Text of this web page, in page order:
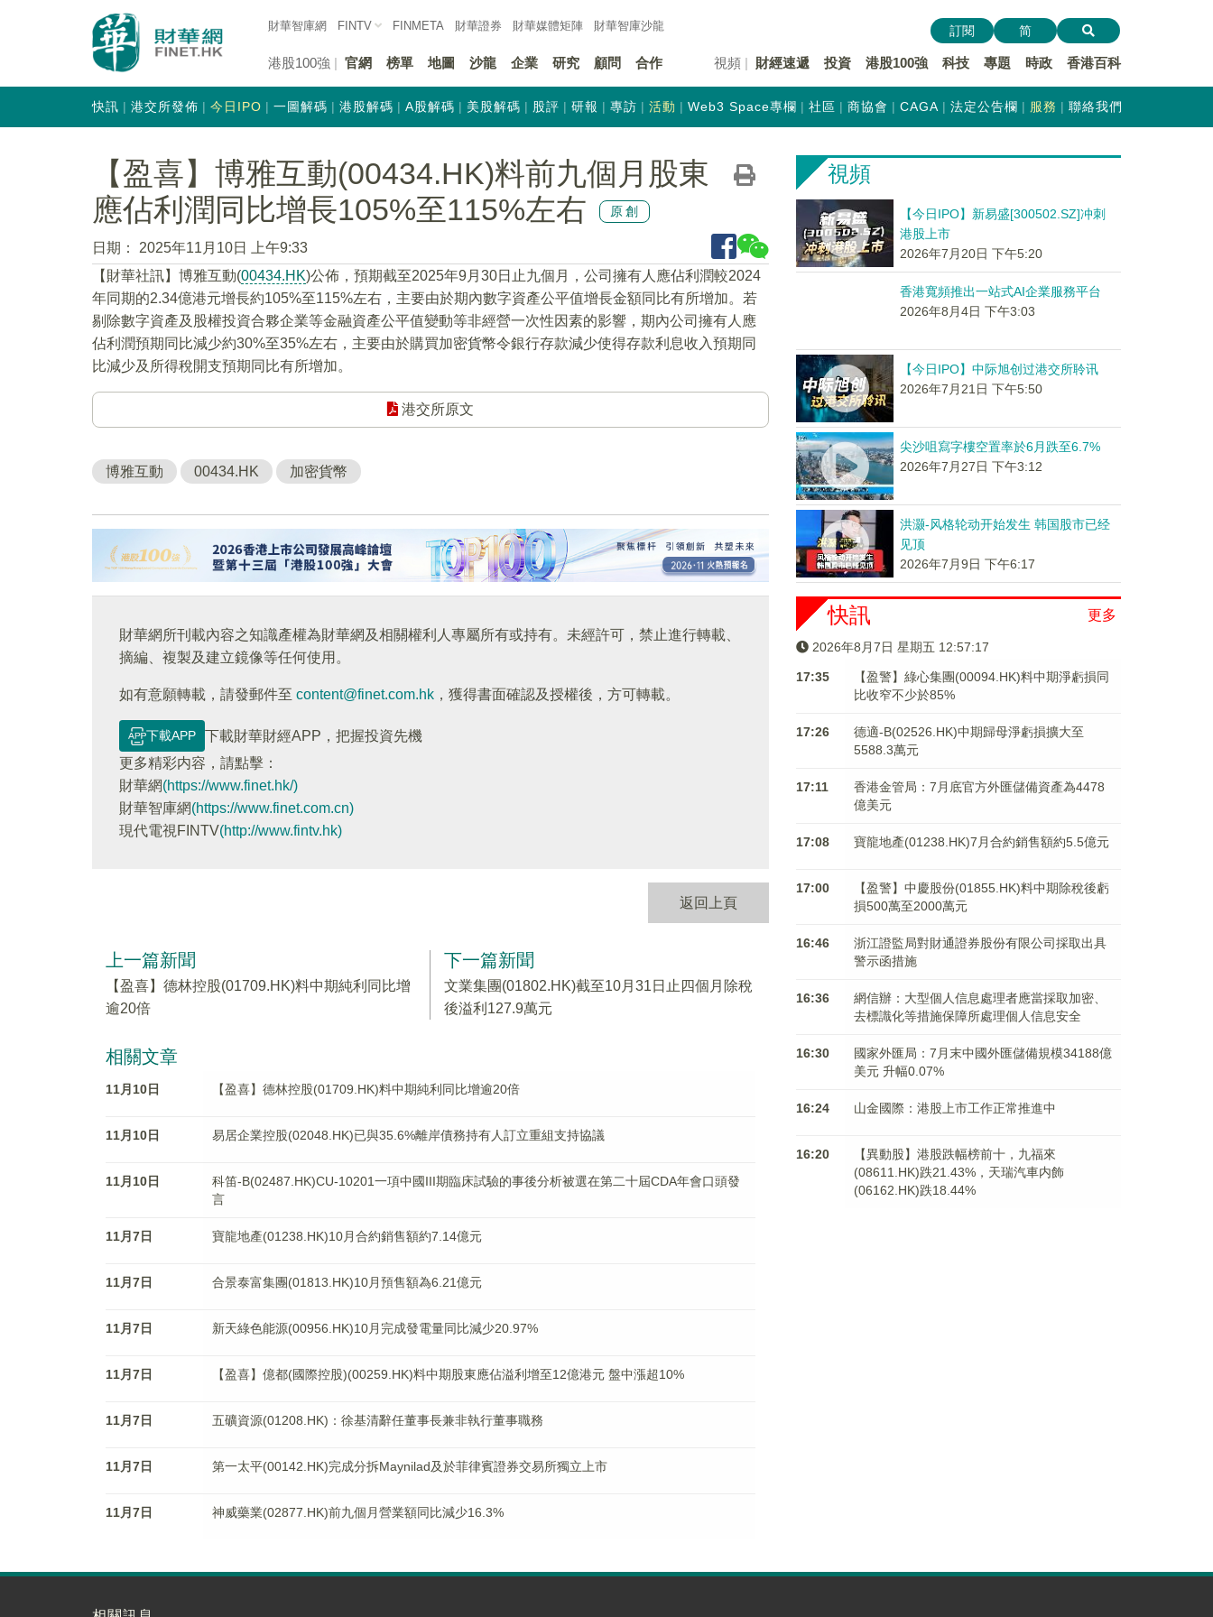
財華智庫網 FINTV FINMETA 財華證券 財華媒體矩陣 財華智庫沙龍
港股100強 官網 榜單 地圖 沙龍 企業 研究 顧問 合作 視頻 財經速遞 投資 港股100強 科技 專題 時政 香港百科
訂閱 简
快訊 港交所發佈 今日IPO 一圖解碼 港股解碼 A股解碼 美股解碼 股評 研報 專訪 活動 Web3 Space專欄 社區 商協會 CAGA 法定公告欄 服務 聯絡我們
【盈喜】博雅互動(00434.HK)料前九個月股東
應佔利潤同比增長105%至115%左右
原創
日期：
2025年11月10日 上午9:33
【財華社訊】博雅互動(00434.HK)公佈，預期截至2025年9月30日止九個月，公司擁有人應佔利潤較2024
年同期的2.34億港元增長約105%至115%左右，主要由於期內數字資產公平值增長金額同比有所增加。若
剔除數字資產及股權投資合夥企業等金融資產公平值變動等非經營一次性因素的影響，期內公司擁有人應
佔利潤預期同比減少約30%至35%左右，主要由於購買加密貨幣令銀行存款減少使得存款利息收入預期同
比減少及所得稅開支預期同比有所增加。
港交所原文
博雅互動 00434.HK 加密貨幣
財華網所刊載內容之知識產權為財華網及相關權利人專屬所有或持有。未經許可，禁止進行轉載、
摘編、複製及建立鏡像等任何使用。
如有意願轉載，請發郵件至 content@finet.com.hk ，獲得書面確認及授權後，方可轉載。
下載APP
下載財華財經APP，把握投資先機
更多精彩内容，請點擊：
財華網(https://www.finet.hk/)
財華智庫網(https://www.finet.com.cn)
現代電視FINTV(http://www.fintv.hk)
返回上頁
上一篇新聞
【盈喜】德林控股(01709.HK)料中期純利同比增
逾20倍
下一篇新聞
文業集團(01802.HK)截至10月31日止四個月除稅
後溢利127.9萬元
相關文章
11月10日 【盈喜】德林控股(01709.HK)料中期純利同比增逾20倍
11月10日 易居企業控股(02048.HK)已與35.6%離岸債務持有人訂立重組支持協議
11月10日
科笛-B(02487.HK)CU-10201一項中國III期臨床試驗的事後分析被選在第二十屆CDA年會口頭發
言
11月7日 寶龍地產(01238.HK)10月合約銷售額約7.14億元
11月7日 合景泰富集團(01813.HK)10月預售額為6.21億元
11月7日 新天綠色能源(00956.HK)10月完成發電量同比減少20.97%
11月7日 【盈喜】億都(國際控股)(00259.HK)料中期股東應佔溢利增至12億港元 盤中漲超10%
11月7日 五礦資源(01208.HK)：徐基清辭任董事長兼非執行董事職務
11月7日 第一太平(00142.HK)完成分拆Maynilad及於菲律賓證券交易所獨立上市
11月7日 神威藥業(02877.HK)前九個月營業額同比減少16.3%
視頻
【今日IPO】新易盛[300502.SZ]冲刺
港股上市
2026年7月20日 下午5:20
香港寬頻推出一站式AI企業服務平台
2026年8月4日 下午3:03
【今日IPO】中际旭创过港交所聆讯
2026年7月21日 下午5:50
尖沙咀寫字樓空置率於6月跌至6.7%
2026年7月27日 下午3:12
洪灏-风格轮动开始发生 韩国股市已经
见顶
2026年7月9日 下午6:17
更多
快訊
2026年8月7日 星期五 12:57:18
17:35
【盈警】綠心集團(00094.HK)料中期淨虧損同
比收窄不少於85%
17:26
德適-B(02526.HK)中期歸母淨虧損擴大至
5588.3萬元
17:11
香港金管局：7月底官方外匯儲備資產為4478
億美元
17:08 寶龍地產(01238.HK)7月合約銷售額約5.5億元
17:00
【盈警】中慶股份(01855.HK)料中期除稅後虧
損500萬至2000萬元
16:46
浙江證監局對財通證券股份有限公司採取出具
警示函措施
16:36
網信辦：大型個人信息處理者應當採取加密、
去標識化等措施保障所處理個人信息安全
16:30
國家外匯局：7月末中國外匯儲備規模34188億
美元 升幅0.07%
16:24 山金國際：港股上市工作正常推進中
16:20
【異動股】港股跌幅榜前十，九福來
(08611.HK)跌21.43%，天瑞汽車内飾
(06162.HK)跌18.44%